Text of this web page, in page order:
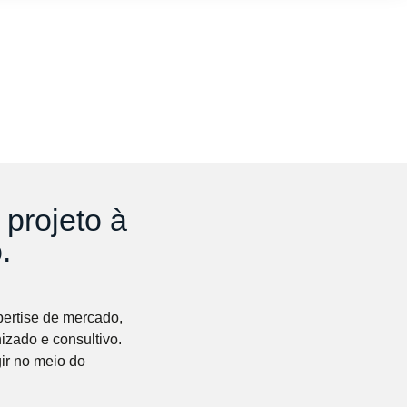
projeto à
de mercado,
e consultivo.
no meio do